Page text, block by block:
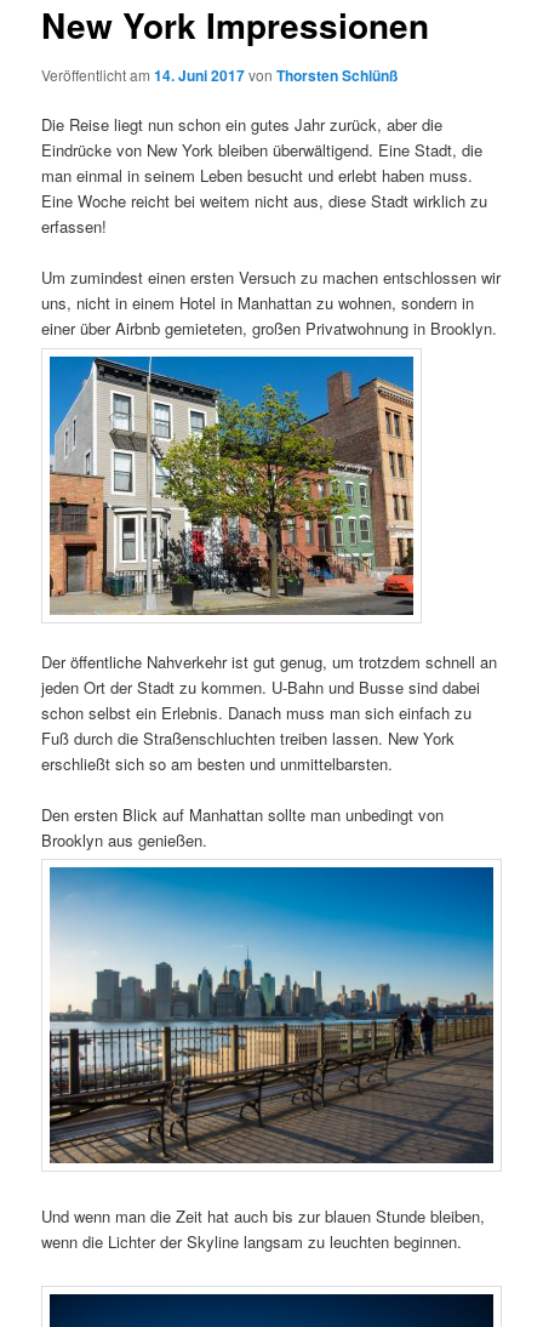
New York Impressionen
Veröffentlicht am14. Juni 2017vonThorsten Schlünß
Die Reise liegt nun schon ein gutes Jahr zurück, aber die
Eindrücke von New York bleiben überwältigend. Eine Stadt, die
man einmal in seinem Leben besucht und erlebt haben muss.
Eine Woche reicht bei weitem nicht aus, diese Stadt wirklich zu
erfassen!
Um zumindest einen ersten Versuch zu machen entschlossen wir
uns, nicht in einem Hotel in Manhattan zu wohnen, sondern in
einer über Airbnb gemieteten, großen Privatwohnung in Brooklyn.
Der öffentliche Nahverkehr ist gut genug, um trotzdem schnell an
jeden Ort der Stadt zu kommen. U-Bahn und Busse sind dabei
schon selbst ein Erlebnis. Danach muss man sich einfach zu
Fuß durch die Straßenschluchten treiben lassen. New York
erschließt sich so am besten und unmittelbarsten.
Den ersten Blick auf Manhattan sollte man unbedingt von
Brooklyn aus genießen.
Und wenn man die Zeit hat auch bis zur blauen Stunde bleiben,
wenn die Lichter der Skyline langsam zu leuchten beginnen.